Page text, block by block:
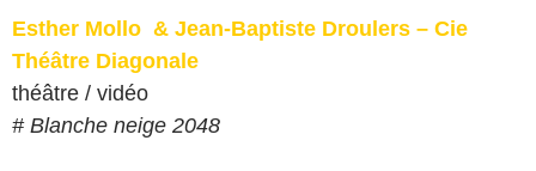
Esther Mollo & Jean-Baptiste Droulers – Cie
Théâtre Diagonale
théâtre / vidéo
# Blanche neige 2048